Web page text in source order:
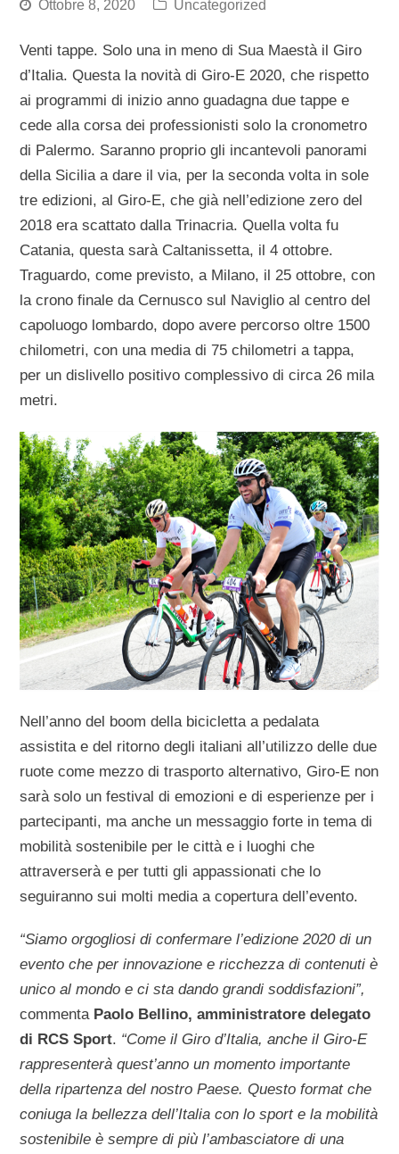
Ottobre 8, 2020 Uncategorized
Venti tappe. Solo una in meno di Sua Maestà il Giro
d’Italia. Questa la novità di Giro-E 2020, che rispetto
ai programmi di inizio anno guadagna due tappe e
cede alla corsa dei professionisti solo la cronometro
di Palermo. Saranno proprio gli incantevoli panorami
della Sicilia a dare il via, per la seconda volta in sole
tre edizioni, al Giro-E, che già nell’edizione zero del
2018 era scattato dalla Trinacria. Quella volta fu
Catania, questa sarà Caltanissetta, il 4 ottobre.
Traguardo, come previsto, a Milano, il 25 ottobre, con
la crono finale da Cernusco sul Naviglio al centro del
capoluogo lombardo, dopo avere percorso oltre 1500
chilometri, con una media di 75 chilometri a tappa,
per un dislivello positivo complessivo di circa 26 mila
metri.
Nell’anno del boom della bicicletta a pedalata
assistita e del ritorno degli italiani all’utilizzo delle due
ruote come mezzo di trasporto alternativo, Giro-E non
sarà solo un festival di emozioni e di esperienze per i
partecipanti, ma anche un messaggio forte in tema di
mobilità sostenibile per le città e i luoghi che
attraverserà e per tutti gli appassionati che lo
seguiranno sui molti media a copertura dell’evento.
“Siamo orgogliosi di confermare l’edizione 2020 di un
evento che per innovazione e ricchezza di contenuti è
unico al mondo e ci sta dando grandi soddisfazioni”,
commenta Paolo Bellino, amministratore delegato
di RCS Sport. “Come il Giro d’Italia, anche il Giro-E
rappresenterà quest’anno un momento importante
della ripartenza del nostro Paese. Questo format che
coniuga la bellezza dell’Italia con lo sport e la mobilità
sostenibile è sempre di più l’ambasciatore di una